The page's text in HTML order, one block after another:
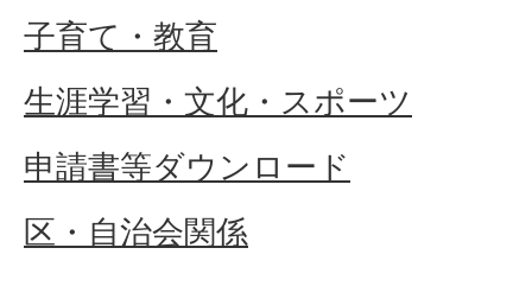
子育て・教育
生涯学習・文化・スポーツ
申請書等ダウンロード
区・自治会関係